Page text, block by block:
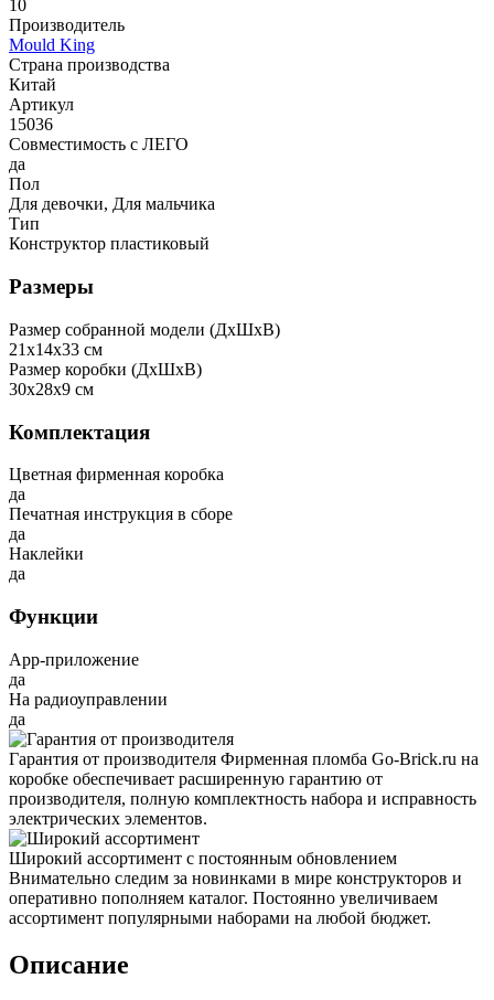
10
Производитель
Mould King
Страна производства
Китай
Артикул
15036
Совместимость с ЛЕГО
да
Пол
Для девочки, Для мальчика
Тип
Конструктор пластиковый
Размеры
Размер собранной модели (ДxШxВ)
21x14x33 см
Размер коробки (ДxШxВ)
30x28x9 см
Комплектация
Цветная фирменная коробка
да
Печатная инструкция в сборе
да
Наклейки
да
Функции
App-приложение
да
На радиоуправлении
да
Гарантия от производителя Фирменная пломба Go-Brick.ru на
коробке обеспечивает расширенную гарантию от
производителя, полную комплектность набора и исправность
электрических элементов.
Широкий ассортимент с постоянным обновлением
Внимательно следим за новинками в мире конструкторов и
оперативно пополняем каталог. Постоянно увеличиваем
ассортимент популярными наборами на любой бюджет.
Описание